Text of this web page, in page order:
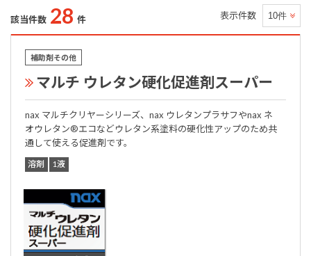
該当件数 28 件 表示件数
補助剤その他
マルチ ウレタン硬化促進剤スーパー
nax マルチクリヤーシリーズ、nax ウレタンプラサフやnax ネ
オウレタン®エコなどウレタン系塗料の硬化性アップのため共
通して使える促進剤です。
溶剤 1液